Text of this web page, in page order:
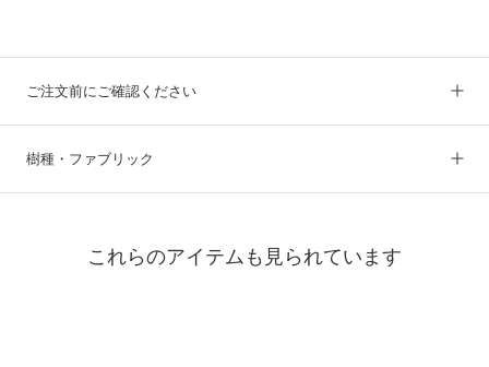
ご注文前にご確認ください
樹種・ファブリック
これらのアイテムも見られています